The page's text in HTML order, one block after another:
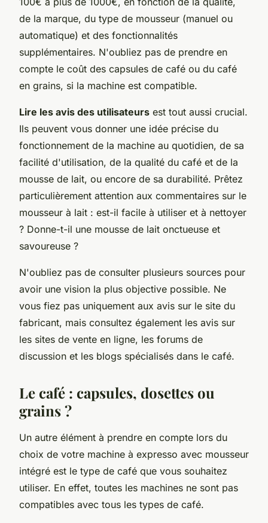
de la marque, du type de mousseur (manuel ou
automatique) et des fonctionnalités
supplémentaires. N'oubliez pas de prendre en
compte le coût des capsules de café ou du café
en grains, si la machine est compatible.
Lire les avis des utilisateurs est tout aussi crucial.
Ils peuvent vous donner une idée précise du
fonctionnement de la machine au quotidien, de sa
facilité d'utilisation, de la qualité du café et de la
mousse de lait, ou encore de sa durabilité. Prêtez
particulièrement attention aux commentaires sur le
mousseur à lait : est-il facile à utiliser et à nettoyer
? Donne-t-il une mousse de lait onctueuse et
savoureuse ?
N'oubliez pas de consulter plusieurs sources pour
avoir une vision la plus objective possible. Ne
vous fiez pas uniquement aux avis sur le site du
fabricant, mais consultez également les avis sur
les sites de vente en ligne, les forums de
discussion et les blogs spécialisés dans le café.
Le café : capsules, dosettes ou
grains ?
Un autre élément à prendre en compte lors du
choix de votre machine à expresso avec mousseur
intégré est le type de café que vous souhaitez
utiliser. En effet, toutes les machines ne sont pas
compatibles avec tous les types de café.